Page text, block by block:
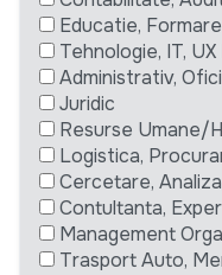
Educatie,
Tehnologie, IT,
Administrativ,
Juridic
Resurse Umane/
Logistica,
Cercetare,
Contultanta,
Management
Trasport Auto,